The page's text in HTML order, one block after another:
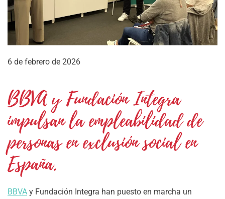
6 de febrero de 2026
BBVA y Fundación Integra
impulsan la empleabilidad de
personas en exclusión social en
España.
BBVA y Fundación Integra han puesto en marcha un